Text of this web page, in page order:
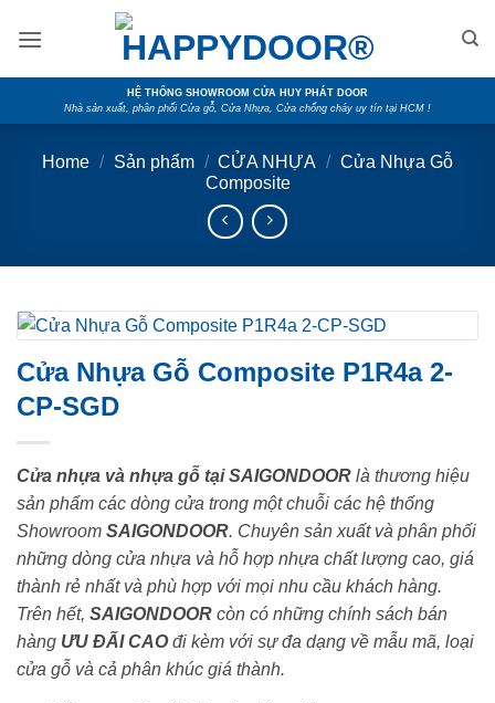
HỆ THỐNG SHOWROOM CỬA HUY PHÁT DOOR
Nhà sản xuất, phân phối Cửa gỗ, Cửa Nhựa, Cửa chống cháy uy tín tại HCM !
Home / Sản phẩm / CỬA NHỰA / Cửa Nhựa Gỗ
Composite
Cửa Nhựa Gỗ Composite P1R4a 2-
CP-SGD
Cửa nhựa và nhựa gỗ tại SAIGONDOOR là thương hiệu
sản phẩm các dòng cửa trong một chuỗi các hệ thống
Showroom SAIGONDOOR. Chuyên sản xuất và phân phối
những dòng cửa nhựa và hỗ hợp nhựa chất lượng cao, giá
thành rẻ nhất và phù hợp với mọi nhu cầu khách hàng.
Trên hết, SAIGONDOOR còn có những chính sách bán
hàng ƯU ĐÃI CAOđi kèm với sự đa dạng về mẫu mã, loại
cửa gỗ và cả phân khúc giá thành.